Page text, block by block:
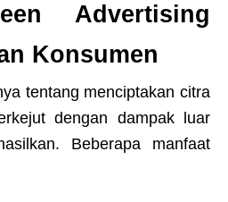
Advertising
Konsumen
tentang menciptakan citra
dengan dampak luar
Beberapa manfaat